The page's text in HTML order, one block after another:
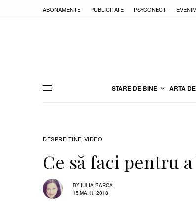
ABONAMENTE PUBLICITATE PSYCONECT
STARE DE BINE ARTA
DESPRE TINE, VIDEO
Ce să faci pentru
BY IULIA BARCA
15 MART. 2018